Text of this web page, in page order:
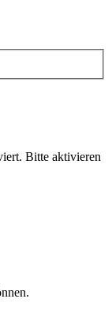
Bitte aktivieren